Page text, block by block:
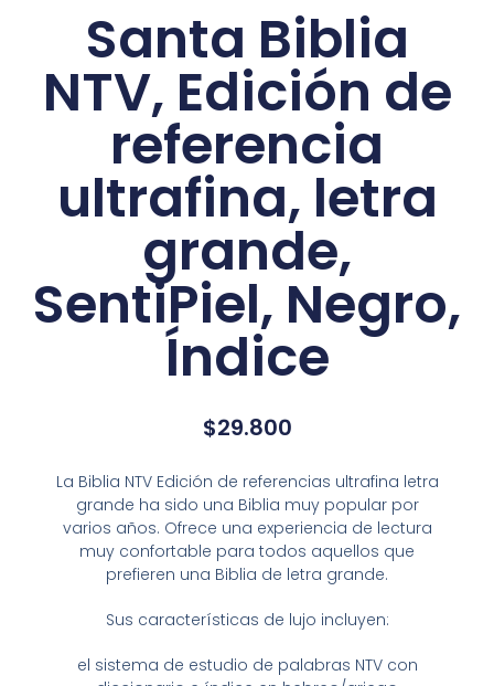
Santa Biblia
NTV, Edición de
referencia
ultrafina, letra
grande,
SentiPiel, Negro,
Índice
$29.800
La Biblia NTV Edición de referencias ultrafina letra
grande ha sido una Biblia muy popular por
varios años. Ofrece una experiencia de lectura
muy confortable para todos aquellos que
prefieren una Biblia de letra grande.
Sus características de lujo incluyen:
el sistema de estudio de palabras NTV con